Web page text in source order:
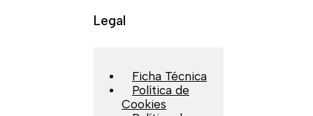
Legal
Ficha Técnica
Política de
Cookies